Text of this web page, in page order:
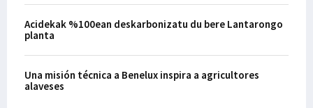
Acidekak %100ean deskarbonizatu du bere Lantarongo
planta
Una misión técnica a Benelux inspira a agricultores
alaveses